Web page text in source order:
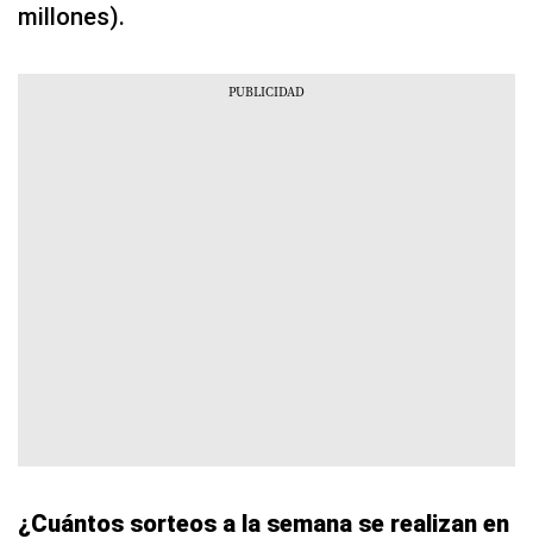
millones).
¿Cuántos sorteos a la semana se realizan en